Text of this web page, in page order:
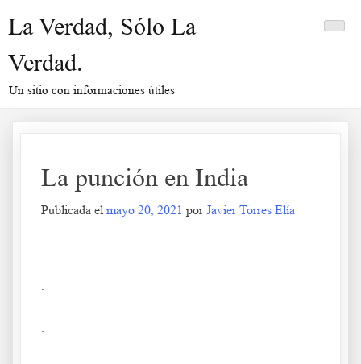
La Verdad, Sólo La
Verdad.
Un sitio con informaciones útiles
La punción en India
Publicada el mayo 20, 2021 porJavier Torres Elía